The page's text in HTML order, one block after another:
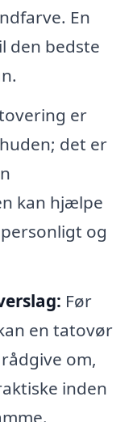
En
den bedste
er
det er
kan hjælpe
og
Før
en tatovør
om,
inden